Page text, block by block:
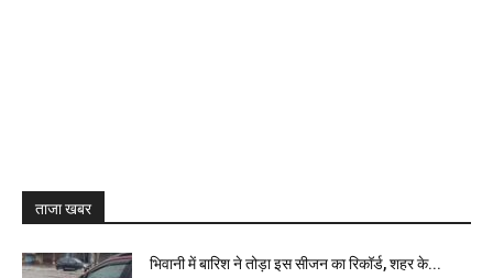
ताजा खबर
भिवानी में बारिश ने तोड़ा इस सीजन का रिकॉर्ड, शहर के...